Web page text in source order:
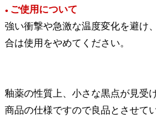
● ご使用について
強い衝撃や急激な温度変化を避け
合は使用をやめてください。
釉薬の性質上、小さな黒点が見受
商品の仕様ですので良品とさせて